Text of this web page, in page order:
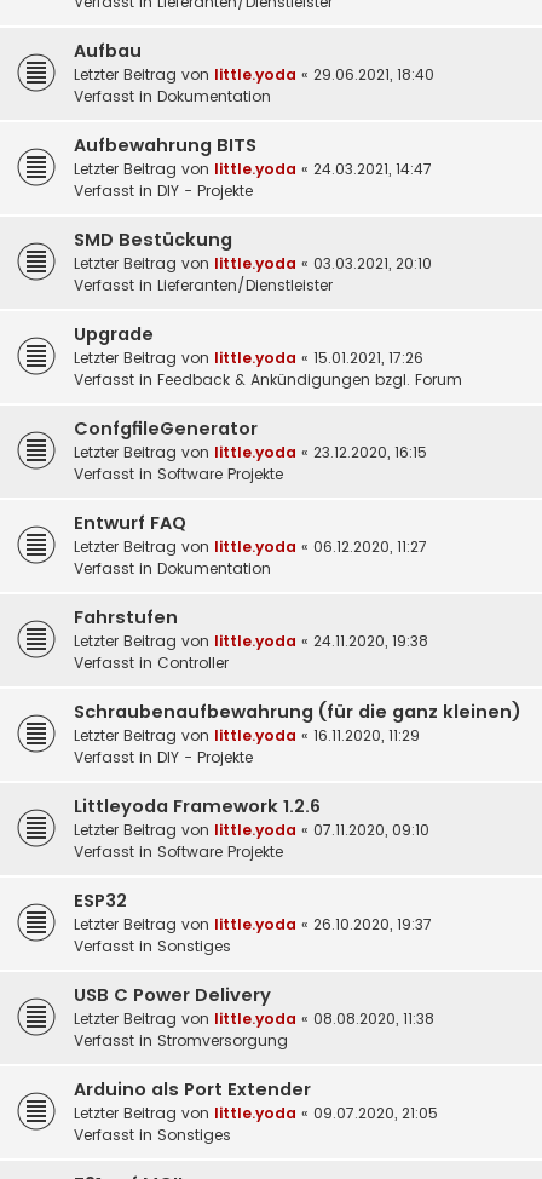
Aufbau
Letzter Beitrag von little.yoda « 29.06.2021, 18:40
Verfasst in Dokumentation
Aufbewahrung BITS
Letzter Beitrag von little.yoda « 24.03.2021, 14:47
Verfasst in DIY - Projekte
SMD Bestückung
Letzter Beitrag von little.yoda « 03.03.2021, 20:10
Verfasst in Lieferanten/Dienstleister
Upgrade
Letzter Beitrag von little.yoda « 15.01.2021, 17:26
Verfasst in Feedback & Ankündigungen bzgl. Forum
ConfgfileGenerator
Letzter Beitrag von little.yoda « 23.12.2020, 16:15
Verfasst in Software Projekte
Entwurf FAQ
Letzter Beitrag von little.yoda « 06.12.2020, 11:27
Verfasst in Dokumentation
Fahrstufen
Letzter Beitrag von little.yoda « 24.11.2020, 19:38
Verfasst in Controller
Schraubenaufbewahrung (für die ganz kleinen)
Letzter Beitrag von little.yoda « 16.11.2020, 11:29
Verfasst in DIY - Projekte
Littleyoda Framework 1.2.6
Letzter Beitrag von little.yoda « 07.11.2020, 09:10
Verfasst in Software Projekte
ESP32
Letzter Beitrag von little.yoda « 26.10.2020, 19:37
Verfasst in Sonstiges
USB C Power Delivery
Letzter Beitrag von little.yoda « 08.08.2020, 11:38
Verfasst in Stromversorgung
Arduino als Port Extender
Letzter Beitrag von little.yoda « 09.07.2020, 21:05
Verfasst in Sonstiges